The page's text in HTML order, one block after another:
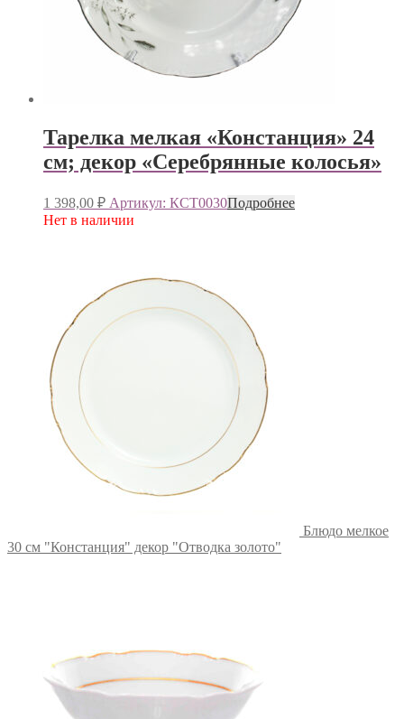
Тарелка мелкая «Констанция» 24
см; декор «Серебрянные колосья»
1 398,00 ₽ Артикул: КСТ0030Подробнее
Нет в наличии
Блюдо мелкое
30 см "Констанция" декор "Отводка золото"